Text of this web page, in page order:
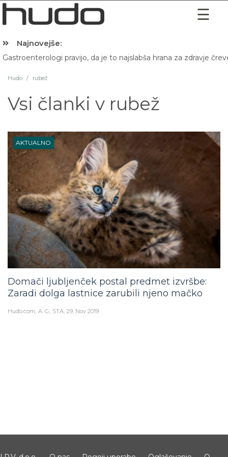
Najnovejše:
Gastroenterologi pravijo, da je to najslabša hrana za zdravje
Hudo / rubež
Vsi članki v rubež
AKTUALNO
Domači ljubljenček postal predmet izvršbe:
Zaradi dolga lastnice zarubili njeno mačko
Hudo.com A. G., STA 29. Nov 2019